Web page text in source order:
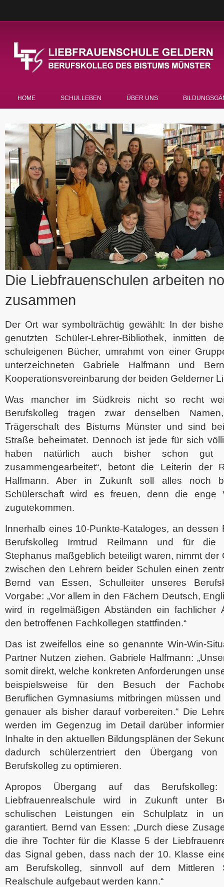
HOME SCHULLEBEN ÜBER UNS
Die Liebfrauenschulen arbeiten
zusammen
Der Ort war symbolträchtig gewählt: In der
genutzten Schüler-Lehrer-Bibliothek, inmitten
schuleigenen Bücher, umrahmt von einer
unterzeichneten Gabriele Halfmann und
Kooperationsvereinbarung der beiden Gelderner
Was mancher im Südkreis nicht so recht
Berufskolleg tragen zwar denselben
Trägerschaft des Bistums Münster und sind
Straße beheimatet. Dennoch ist jede für sich
haben natürlich auch bisher schon gut
zusammengearbeitet“, betont die Leiterin der
Halfmann. Aber in Zukunft soll alles noch
Schülerschaft wird es freuen, denn die enge
zugutekommen.
Innerhalb eines 10-Punkte-Kataloges, an dessen
Berufskolleg Irmtrud Reilmann und für die
Stephanus maßgeblich beteiligt waren, nimmt der
zwischen den Lehrern beider Schulen einen
Bernd van Essen, Schulleiter unseres
Vorgabe: „Vor allem in den Fächern Deutsch,
wird in regelmäßigen Abständen ein fachlicher
den betroffenen Fachkollegen stattfinden.“
Das ist zweifellos eine so genannte Win-Win-
Partner Nutzen ziehen. Gabriele Halfmann:
somit direkt, welche konkreten Anforderungen
beispielsweise für den Besuch der
Beruflichen Gymnasiums mitbringen müssen
genauer als bisher darauf vorbereiten.“ Die
werden im Gegenzug im Detail darüber
Inhalte in den aktuellen Bildungsplänen der
dadurch schülerzentriert den Übergang
Berufskolleg zu optimieren.
Apropos Übergang auf das Berufskolleg:
Liebfrauenrealschule wird in Zukunft unter
schulischen Leistungen ein Schulplatz in
garantiert. Bernd van Essen: „Durch diese
die ihre Tochter für die Klasse 5 der
das Signal geben, dass nach der 10. Klasse
am Berufskolleg, sinnvoll auf dem Mittleren
Realschule aufgebaut werden kann.“